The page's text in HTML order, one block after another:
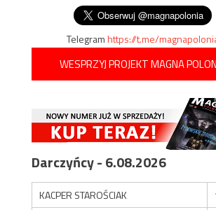
Telegramhttps://t.me/
WESPRZYJ PROJEKT MAGNA
Darczyńcy - 6.08.2026
KACPER STAROŚCIAK